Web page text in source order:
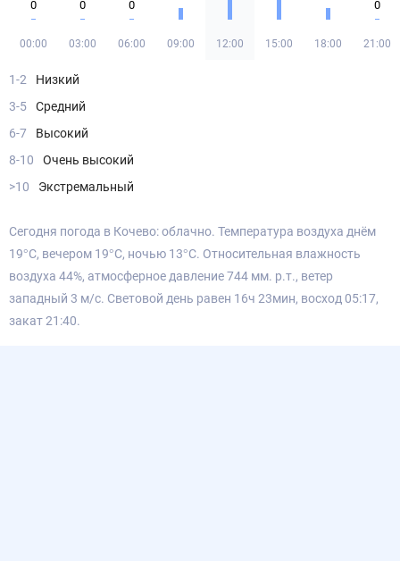
0
00:00
0
03:00
0
06:00 09:00 12:00 15:00 18:00
0
21:00
1-2
Низкий
3-5
Средний
6-7
Высокий
8-10
Очень высокий
>10
Экстремальный
Сегодня погода в Кочево: облачно. Температура воздуха днём
19°С, вечером 19°С, ночью 13°С. Относительная влажность
воздуха 44%, атмосферное давление 744 мм. р.т., ветер
западный 3 м/с. Световой день равен 16ч 23мин, восход 05:17,
закат 21:40.